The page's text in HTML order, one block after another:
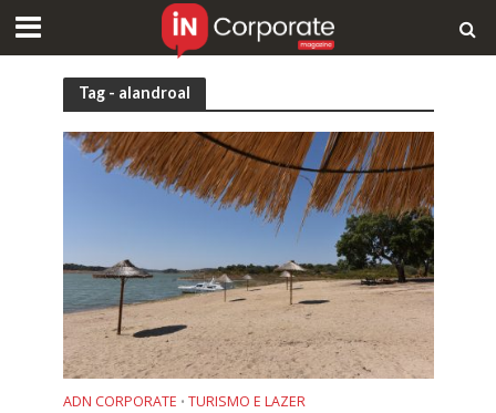
Tag - alandroal
ADN CORPORATE • TURISMO E LAZER